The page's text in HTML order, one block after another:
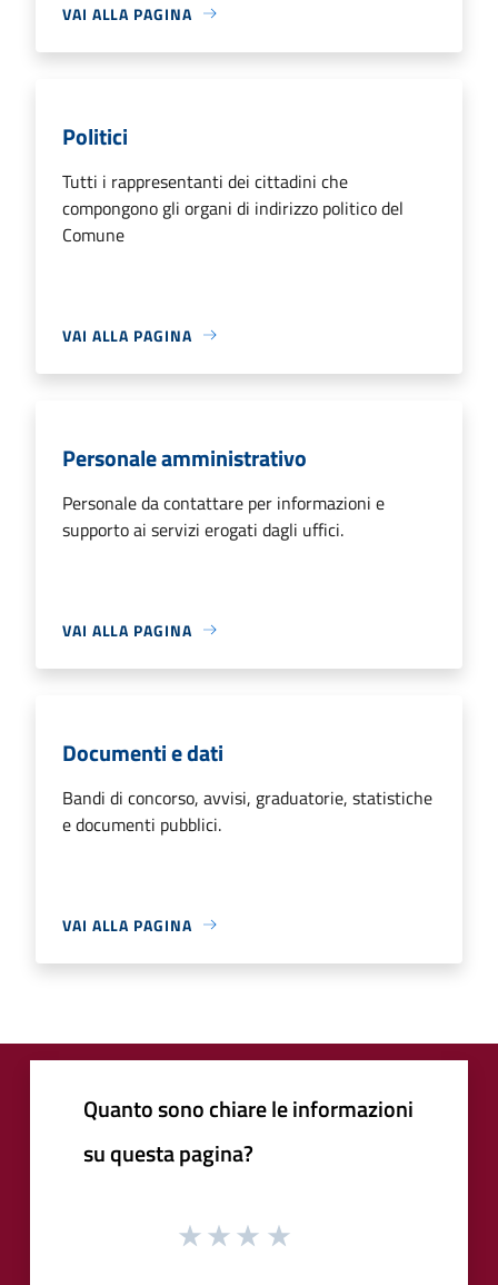
VAI ALLA PAGINA
Politici
Tutti i rappresentanti dei cittadini che
compongono gli organi di indirizzo politico del
Comune
VAI ALLA PAGINA
Personale amministrativo
Personale da contattare per informazioni e
supporto ai servizi erogati dagli uffici.
VAI ALLA PAGINA
Documenti e dati
Bandi di concorso, avvisi, graduatorie, statistiche
e documenti pubblici.
VAI ALLA PAGINA
Quanto sono chiare le informazioni
su questa pagina?